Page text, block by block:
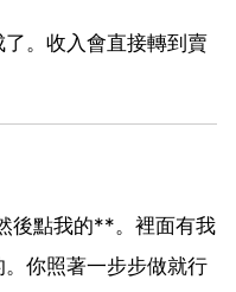
。收入會直接轉到賣
後點我的**。裡面有我
你照著一步步做就行